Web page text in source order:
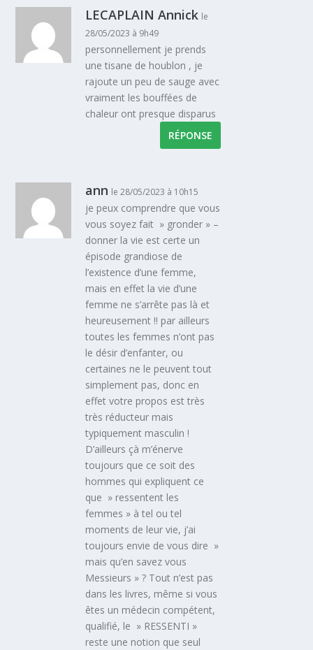
LECAPLAIN Annick le
28/05/2023 à 9h49
personnellement je prends
une tisane de houblon , je
rajoute un peu de sauge avec
vraiment les bouffées de
chaleur ont presque disparus
RÉPONSE
ann le 28/05/2023 à 10h15
je peux comprendre que vous
vous soyez fait » gronder » –
donner la vie est certe un
épisode grandiose de
l’existence d’une femme,
mais en effet la vie d’une
femme ne s’arrête pas là et
heureusement !! par ailleurs
toutes les femmes n’ont pas
le désir d’enfanter, ou
certaines ne le peuvent tout
simplement pas, donc en
effet votre propos est très
très réducteur mais
typiquement masculin !
D’ailleurs çà m’énerve
toujours que ce soit des
hommes qui expliquent ce
que » ressentent les
femmes » à tel ou tel
moments de leur vie, j’ai
toujours envie de vous dire »
mais qu’en savez vous
Messieurs » ? Tout n’est pas
dans les livres, même si vous
êtes un médecin compétent,
qualifié, le » RESSENTI »
reste une notion que seul